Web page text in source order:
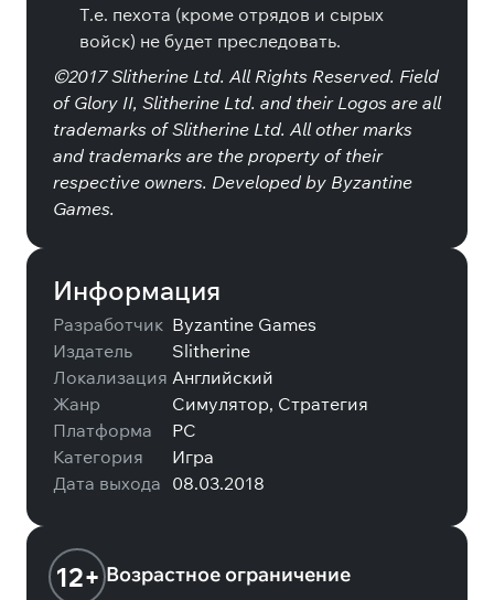
Т.е. пехота (кроме отрядов и сырых
войск) не будет преследовать.
©2017 Slitherine Ltd. All Rights Reserved. Field
of Glory II, Slitherine Ltd. and their Logos are all
trademarks of Slitherine Ltd. All other marks
and trademarks are the property of their
respective owners. Developed by Byzantine
Games.
Информация
Разработчик Byzantine Games
Издатель
Slitherine
Локализация Английский
Жанр
Симулятор, Стратегия
Платформа
PC
Категория
Игра
Дата выхода 08.03.2018
12+ Возрастное ограничение